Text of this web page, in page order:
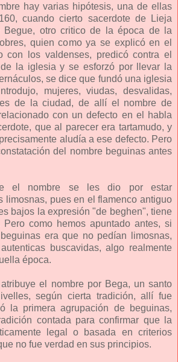
hay varias hipótesis, una de ellas
cuando cierto sacerdote de Lieja
Begue, otro critico de la época de la
quien como ya se explicó en el
con los valdenses, predicó contra el
la iglesia y se esforzó por llevar la
se dice que fundó una iglesia
mujeres, viudas, desvalidas,
de la ciudad, de allí el nombre de
con un defecto en el habla
que al parecer era tartamudo, y
aludía a ese defecto. Pero
del nombre beguinas antes
el nombre se les dio por estar
limosnas, pues en el flamenco antiguo
bajos la expresión "de beghen", tiene
como hemos apuntado antes, si
era que no pedían limosnas,
buscavidas, algo realmente
época.
el nombre por Bega, un santo
según cierta tradición, allí fue
la primera agrupación de beguinas,
contada para confirmar que la
legal o basada en criterios
no fue verdad en sus principios.